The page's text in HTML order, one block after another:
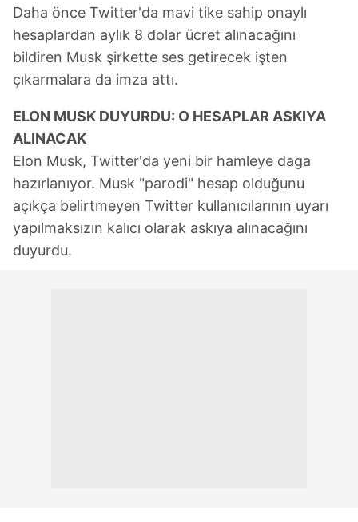
Daha önce Twitter'da mavi tike sahip onaylı
hesaplardan aylık 8 dolar ücret alınacağını
bildiren Musk şirkette ses getirecek işten
çıkarmalara da imza attı.
ELON MUSK DUYURDU: O HESAPLAR ASKIYA
ALINACAK
Elon Musk, Twitter'da yeni bir hamleye daga
hazırlanıyor. Musk "parodi" hesap olduğunu
açıkça belirtmeyen Twitter kullanıcılarının uyarı
yapılmaksızın kalıcı olarak askıya alınacağını
duyurdu.